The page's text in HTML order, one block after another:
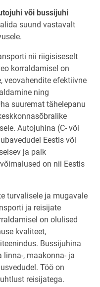
või bussijuhi
suund vastavalt
nii riigisiseselt
korraldamisel on
veovahendite efektiivne
ning
suuremat tähelepanu
Autojuhina (C- või
Eestis või
ja palk
on nii Eestis
turvalisele ja mugavale
ja reisijate
on olulised
kvaliteet,
Bussijuhina
, maakonna- ja
Töö on
reisijatega.